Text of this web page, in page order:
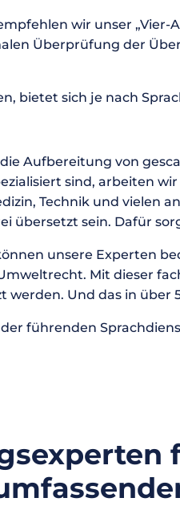
wir unser
Überprüfung der
bietet sich je nach
Aufbereitung von
sind, arbeiten
Technik und vielen
übersetzt sein. Dafür
unsere Experten
Mit dieser
Und das in über
führenden